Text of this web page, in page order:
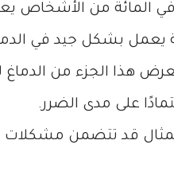
وفقًا لما أوردته الجمعية الوطنية للسكتات الدماغية
يعمل بشكل جيد في
هذا الجزء من الدماغ
على مدى الضرر.
قد تتضمن مشكلات